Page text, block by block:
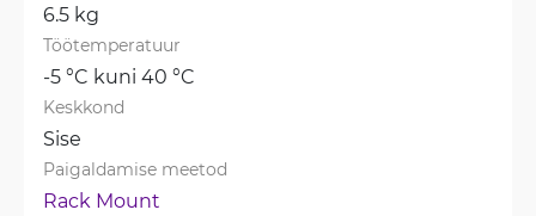
6.5 kg
Töötemperatuur
-5 °C kuni 40 °C
Keskkond
Sise
Paigaldamise meetod
Rack Mount